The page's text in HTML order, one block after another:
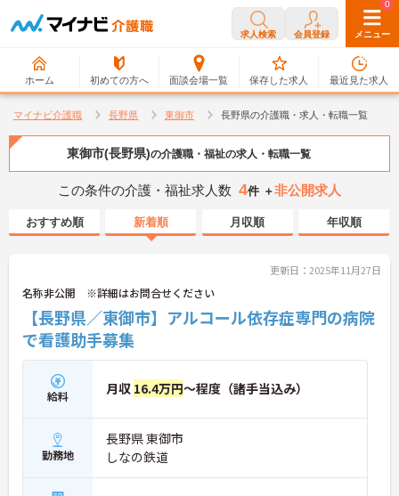
求人検索 会員登録 メニュー
ホーム 初めての方へ 面談会場一覧
0
保存した求人
0
最近見た求人
マイナビ介護職 長野県 東御市 長野県の介護職・求人・転職一覧
東御市(長野県)の介護職・福祉の求人・転職一覧
この条件の介護・福祉求人数 4件 ＋非公開求人
おすすめ順 新着順 月収順 年収順
更新日：2025年11月27日
名称非公開 ※詳細はお問合せください
【長野県／東御市】アルコール依存症専門の病院
で看護助手募集
給料 月収 16.4万円～程度（諸手当込み）
勤務地
長野県 東御市
しなの鉄道